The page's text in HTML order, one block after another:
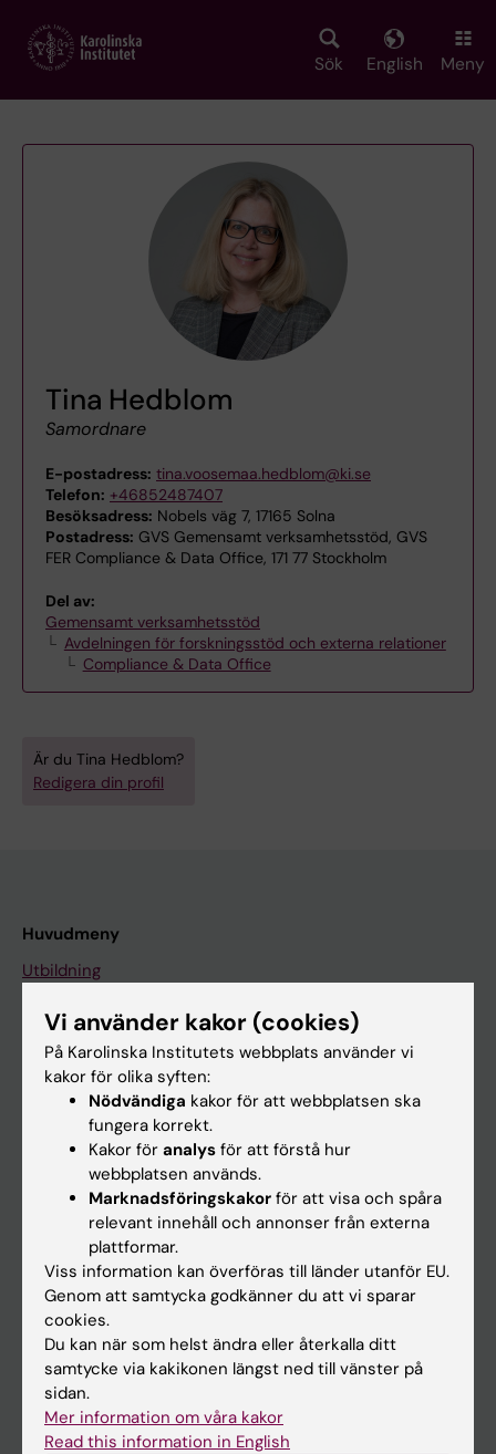
main
Sök English Meny
Tina Hedblom
Samordnare
E-postadress: tina.voosemaa.hedblom@ki.se
Telefon: +46852487407
Besöksadress: Nobels väg 7, 17165 Solna
Postadress: GVS Gemensamt verksamhetsstöd, GVS
FER Compliance & Data Office, 171 77 Stockholm
Del av:
Gemensamt verksamhetsstöd
Avdelningen för forskningsstöd och externa relationer
Compliance & Data Office
Är du Tina Hedblom?
Redigera din profil
Huvudmeny
Utbildning
Forskarutbildning
Forskning
Om KI
På gång
Nyheter
Kalender
Student
Ladok
Canvas
Schema
Studentmejlen
Vi använder kakor (cookies)
På Karolinska Institutets webbplats använder vi
kakor för olika syften:
Nödvändiga kakor för att webbplatsen ska
fungera korrekt.
Kakor för analys för att förstå hur
webbplatsen används.
Marknadsföringskakor för att visa och spåra
relevant innehåll och annonser från externa
plattformar.
Viss information kan överföras till länder utanför EU.
Genom att samtycka godkänner du att vi sparar
cookies.
Du kan när som helst ändra eller återkalla ditt
samtycke via kakikonen längst ned till vänster på
sidan.
Mer information om våra kakor
Read this information in English